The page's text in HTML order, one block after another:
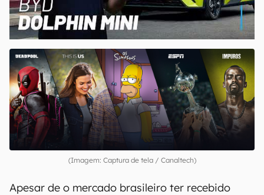
00:00/04:07
(Imagem: Captura de tela / Canaltech)
Apesar de o mercado brasileiro ter recebido